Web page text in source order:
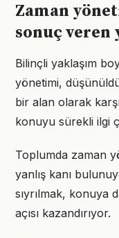
Zaman
sonuç
Bilinçli yaklaşım
yönetimi,
bir alan olarak
konuyu sürekli ilgi
Toplumda zaman
yanlış kanı
sıyrılmak, konuya
açısı kazandırıyor.